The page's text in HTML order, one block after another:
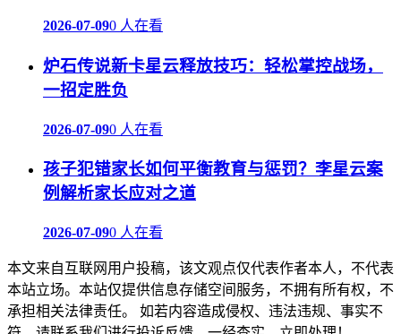
2026-07-090 人在看
炉石传说新卡星云释放技巧：轻松掌控战场，
一招定胜负
2026-07-090 人在看
孩子犯错家长如何平衡教育与惩罚？李星云案
例解析家长应对之道
2026-07-090 人在看
本文来自互联网用户投稿，该文观点仅代表作者本人，不代表
本站立场。本站仅提供信息存储空间服务，不拥有所有权，不
承担相关法律责任。 如若内容造成侵权、违法违规、事实不